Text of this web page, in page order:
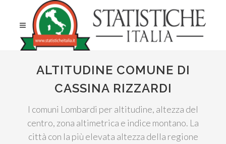
ALTITUDINE COMUNE DI
CASSINA RIZZARDI
I comuni Lombardi per altitudine, altezza del
centro, zona altimetrica e indice montano. La
città con la più elevata altezza della regione